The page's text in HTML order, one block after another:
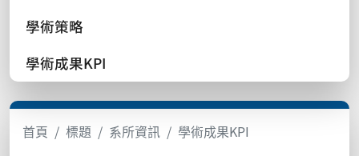
學術策略
學術成果KPI
首頁 標題 系所資訊 學術成果KPI